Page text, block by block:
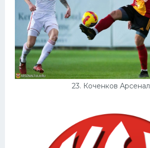
23. Коченков Арсенал